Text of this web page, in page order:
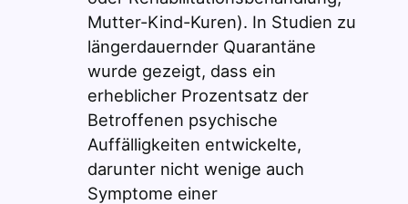
Mutter-Kind-Kuren). In Studien zu
längerdauernder Quarantäne
wurde gezeigt, dass ein
erheblicher Prozentsatz der
Betroffenen psychische
Auffälligkeiten entwickelte,
darunter nicht wenige auch
Symptome einer